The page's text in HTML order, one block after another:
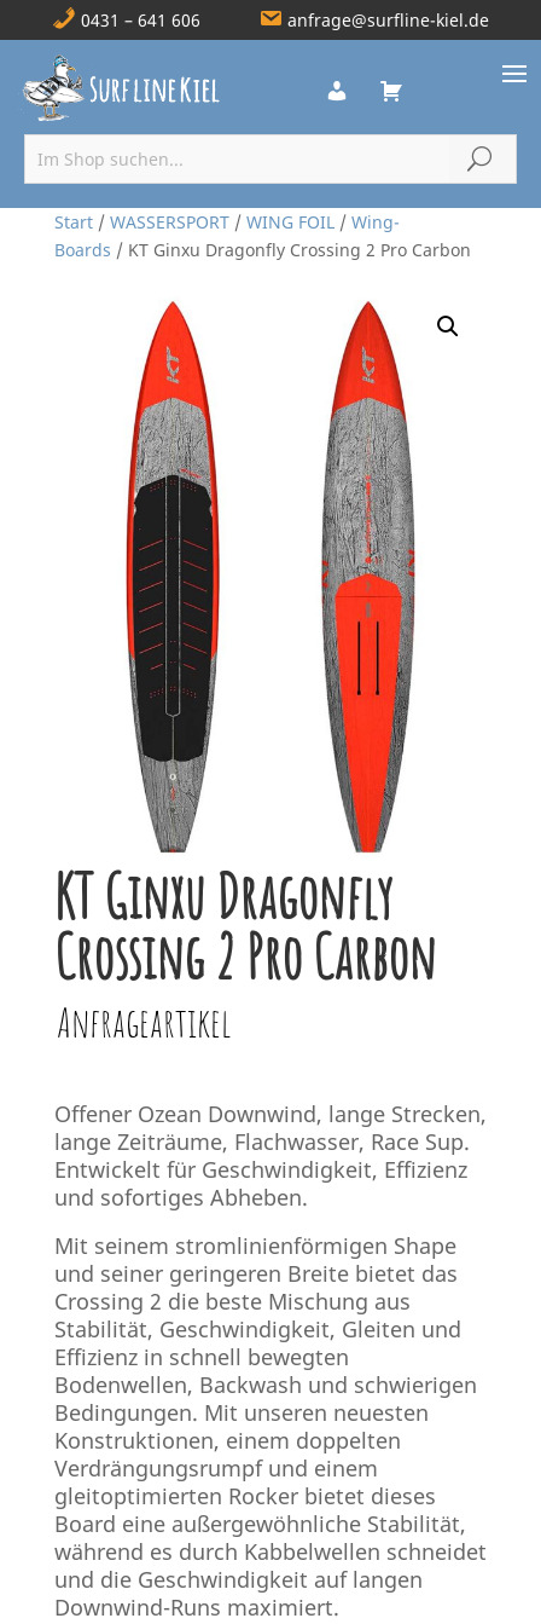
0431 – 641 606 anfrage@surfline-kiel.de
Start/ WASSERSPORT/ WING FOIL/ Wing-
Boards / KT Ginxu Dragonfly Crossing 2 Pro Carbon
KT Ginxu Dragonfly
Crossing 2 Pro Carbon
Anfrageartikel
Offener Ozean Downwind, lange Strecken,
lange Zeiträume, Flachwasser, Race Sup.
Entwickelt für Geschwindigkeit, Effizienz
und sofortiges Abheben.
Mit seinem stromlinienförmigen Shape
und seiner geringeren Breite bietet das
Crossing 2 die beste Mischung aus
Stabilität, Geschwindigkeit, Gleiten und
Effizienz in schnell bewegten
Bodenwellen, Backwash und schwierigen
Bedingungen. Mit unseren neuesten
Konstruktionen, einem doppelten
Verdrängungsrumpf und einem
gleitoptimierten Rocker bietet dieses
Board eine außergewöhnliche Stabilität,
während es durch Kabbelwellen schneidet
und die Geschwindigkeit auf langen
Downwind-Runs maximiert.